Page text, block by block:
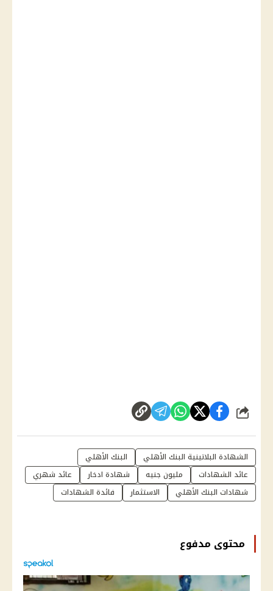
شارك
الشهادة البلاتينية البنك الأهلي
البنك الأهلي
عائد الشهادات
مليون جنيه شهادة ادخار
عائد شهري
شهادات البنك الأهلي
الاستثمار فائدة الشهادات
محتوى مدفوع